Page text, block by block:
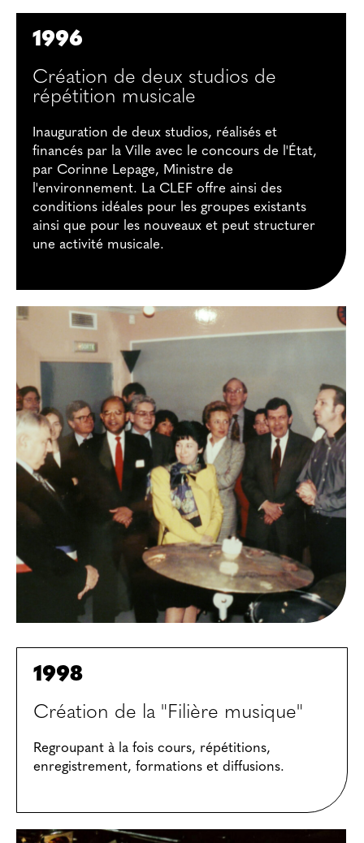
1996
Création de deux studios de
répétition musicale
Inauguration de deux studios, réalisés et
financés par la Ville avec le concours de l'État,
par Corinne Lepage, Ministre de
l'environnement. La CLEF offre ainsi des
conditions idéales pour les groupes existants
ainsi que pour les nouveaux et peut structurer
une activité musicale.
1998
Création de la "Filière musique"
Regroupant à la fois cours, répétitions,
enregistrement, formations et diffusions.